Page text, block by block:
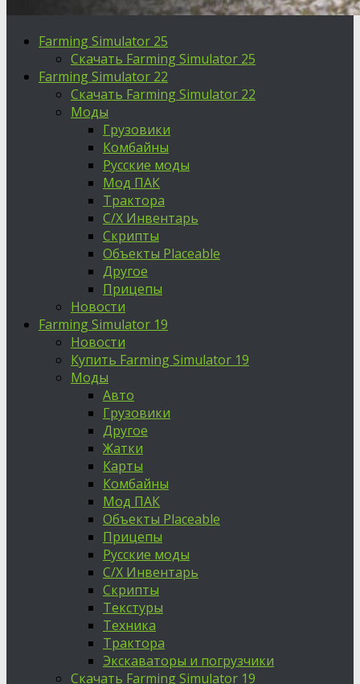
Farming Simulator 25
Скачать Farming Simulator 25
Farming Simulator 22
Скачать Farming Simulator 22
Моды
Грузовики
Комбайны
Русские моды
Мод ПАК
Трактора
С/Х Инвентарь
Скрипты
Объекты Placeable
Другое
Прицепы
Новости
Farming Simulator 19
Новости
Купить Farming Simulator 19
Моды
Авто
Грузовики
Другое
Жатки
Карты
Комбайны
Мод ПАК
Объекты Placeable
Прицепы
Русские моды
С/Х Инвентарь
Скрипты
Текстуры
Техника
Трактора
Экскаваторы и погрузчики
Скачать Farming Simulator 19